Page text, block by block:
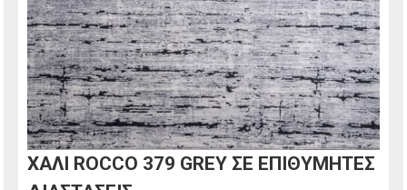
ΧΑΛΙ ROCCO 379 GREY ΣΕ ΕΠΙΘΥΜΗΤΕΣ